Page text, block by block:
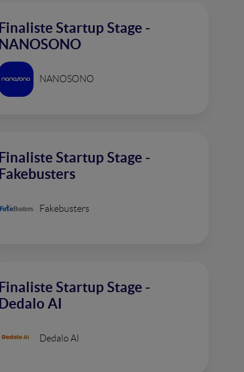
Finaliste Startup Stage -
NANOSONO
NANOSONO
Finaliste Startup Stage -
Fakebusters
Fakebusters
Finaliste Startup Stage -
Dedalo AI
Dedalo AI